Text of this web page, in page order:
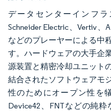
データセンターインフラ
Schneider Electric、Vertiv、
などのプレーヤーによる中
す。ハードウェアの大手企
源装置と精密冷却ユニット
結合されたソフトウェアモ
性のためにオープン性を
Device42、FNTなどの純